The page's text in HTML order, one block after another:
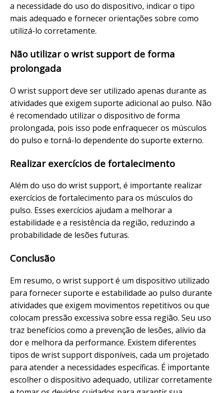
a necessidade do uso do dispositivo, indicar o tipo
mais adequado e fornecer orientações sobre como
utilizá-lo corretamente.
Não utilizar o wrist support de forma
prolongada
O wrist support deve ser utilizado apenas durante as
atividades que exigem suporte adicional ao pulso. Não
é recomendado utilizar o dispositivo de forma
prolongada, pois isso pode enfraquecer os músculos
do pulso e torná-lo dependente do suporte externo.
Realizar exercícios de fortalecimento
Além do uso do wrist support, é importante realizar
exercícios de fortalecimento para os músculos do
pulso. Esses exercícios ajudam a melhorar a
estabilidade e a resistência da região, reduzindo a
probabilidade de lesões futuras.
Conclusão
Em resumo, o wrist support é um dispositivo utilizado
para fornecer suporte e estabilidade ao pulso durante
atividades que exigem movimentos repetitivos ou que
colocam pressão excessiva sobre essa região. Seu uso
traz benefícios como a prevenção de lesões, alívio da
dor e melhora da performance. Existem diferentes
tipos de wrist support disponíveis, cada um projetado
para atender a necessidades específicas. É importante
escolher o dispositivo adequado, utilizar corretamente